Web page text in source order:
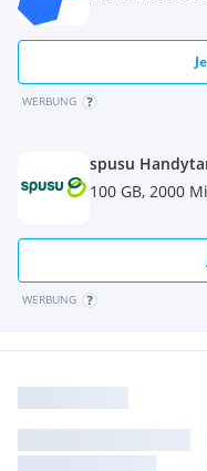
WERBUNG
spusu
100 GB, 2000
WERBUNG